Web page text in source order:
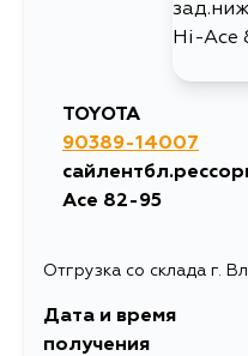
KDH212R, LH212R,
KDH200R, KDH201R,
KDH213L, GDH201R,
LH172R, LH184R,
LH113R, KZH110,
TOYOTA
90389-14007
Ace 82-95
Отгрузка со склада г.
Дата и время
получения